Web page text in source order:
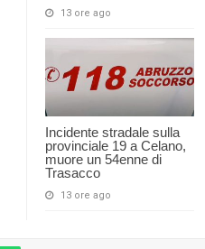
13 ore ago
Incidente stradale sulla
provinciale 19 a Celano,
muore un 54enne di
Trasacco
13 ore ago